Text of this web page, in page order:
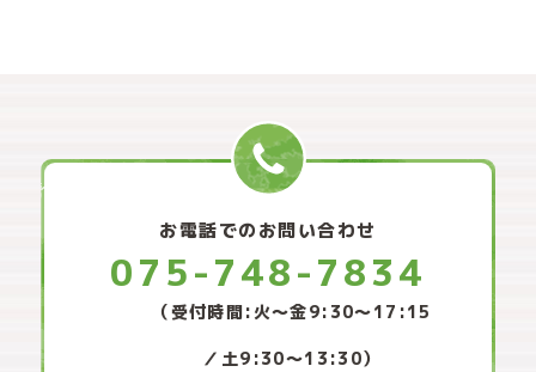
お電話でのお問い合わせ
075-748-7834
（受付時間:火〜金9:30〜17:15
／土9:30〜13:30）